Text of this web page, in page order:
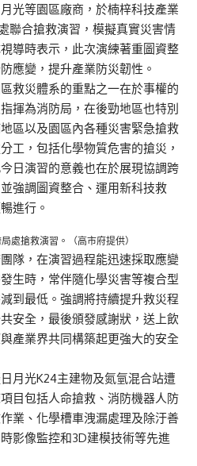
光等園區廠商，於楠梓科技產業
聯合搶救演習，模擬真實災害情
導時表示，此次演練著重圖資整
應變，提升產業防災韌性。
救災體系的重點之一在於事權的
揮為消防局，在後勁地區也特別
區以及園區內各種災害緊急搶救
工，包括化學物質危害的搶災，
日演習的意義也在於展現協調跨
強調圖資整合、運用新科技救
進行。
處搶救演習。（高市府提供）
隊，在演習過程能迅速採取應變
生時，常伴隨化學災害等複合型
到最低。強調將持續提升救災程
安全，最後頒發感謝狀，送上飲
產業界共同構築起更強大的安全
月光K24主建物及氮氫混合站遭
目包括人命搶救、消防機器人防
業、化學槽車洩漏處理及除汙善
影像監控和3D建模技術等先進